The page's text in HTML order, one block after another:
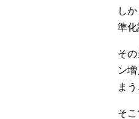
し
準化
そ
ン
ま
そ